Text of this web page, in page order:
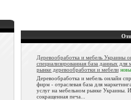
Деревообработка и мебель Украины
специализированная база данных для
рынке деревообработки и мебели
Деревообработка и мебель онлайн
фирм - отраслевая база для
услуг на мебельном рынке Украины.
сокращенная печа...